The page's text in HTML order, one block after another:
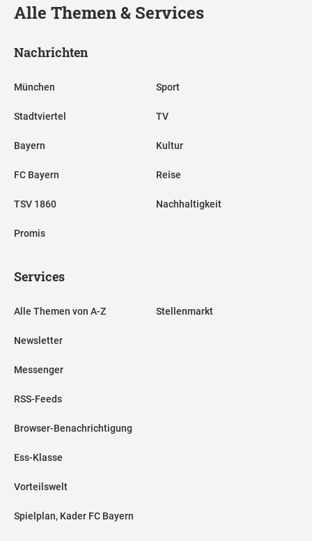
Alle Themen & Services
Nachrichten
München
Stadtviertel
Bayern
FC Bayern
TSV 1860
Promis
Sport
TV
Kultur
Reise
Nachhaltigkeit
Services
Alle Themen von A-Z
Newsletter
Messenger
RSS-Feeds
Browser-Benachrichtigung
Ess-Klasse
Vorteilswelt
Spielplan, Kader FC Bayern
Stellenmarkt